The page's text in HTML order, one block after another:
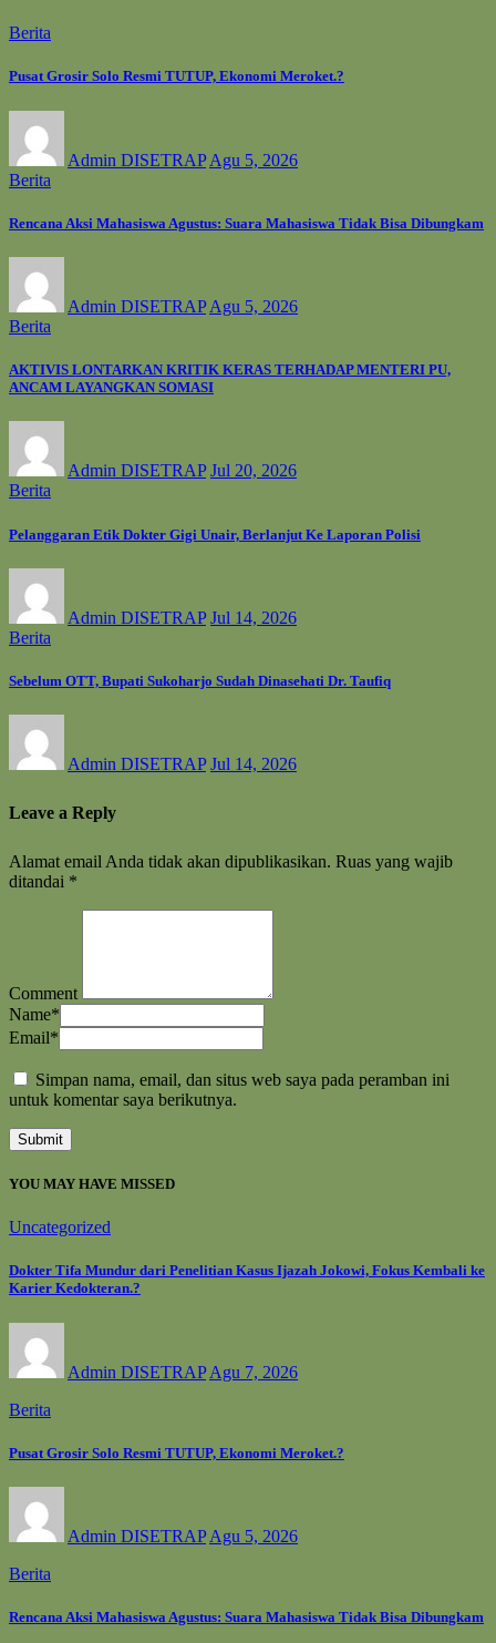
Berita
Pusat Grosir Solo Resmi TUTUP, Ekonomi Meroket.?
Admin DISETRAP Agu 5, 2026
Berita
Rencana Aksi Mahasiswa Agustus: Suara Mahasiswa Tidak Bisa Dibungkam
Admin DISETRAP Agu 5, 2026
Berita
AKTIVIS LONTARKAN KRITIK KERAS TERHADAP MENTERI PU,
ANCAM LAYANGKAN SOMASI
Admin DISETRAP Jul 20, 2026
Berita
Pelanggaran Etik Dokter Gigi Unair, Berlanjut Ke Laporan Polisi
Admin DISETRAP Jul 14, 2026
Berita
Sebelum OTT, Bupati Sukoharjo Sudah Dinasehati Dr. Taufiq
Admin DISETRAP Jul 14, 2026
Leave a Reply
Alamat email Anda tidak akan dipublikasikan. Ruas yang wajib
ditandai *
Comment
Name*
Email*
Simpan nama, email, dan situs web saya pada peramban ini
untuk komentar saya berikutnya.
YOU MAY HAVE MISSED
Uncategorized
Dokter Tifa Mundur dari Penelitian Kasus Ijazah Jokowi, Fokus Kembali ke
Karier Kedokteran.?
Admin DISETRAP Agu 7, 2026
Berita
Pusat Grosir Solo Resmi TUTUP, Ekonomi Meroket.?
Admin DISETRAP Agu 5, 2026
Berita
Rencana Aksi Mahasiswa Agustus: Suara Mahasiswa Tidak Bisa Dibungkam